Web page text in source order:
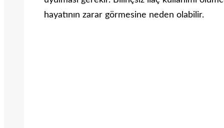
hayatının zarar görmesine neden olabilir.